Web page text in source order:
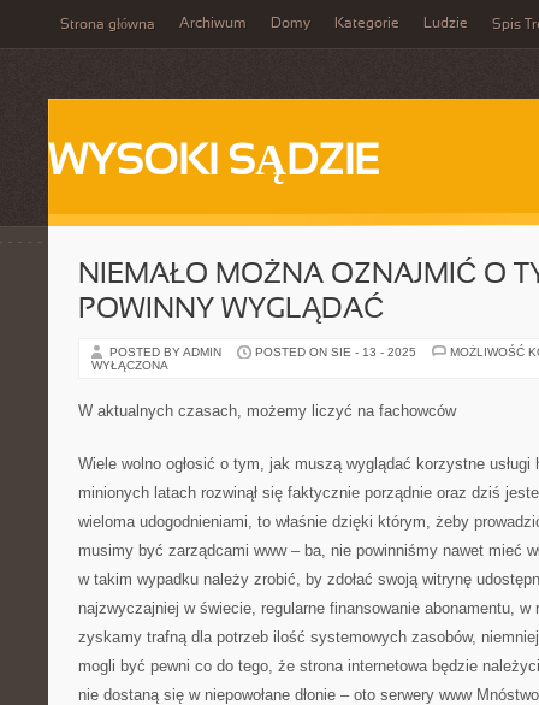
Strona główna Archiwum Domy Kategorie Ludzie Spis
WYSOKI SĄDZIE
NIEMAŁO MOŻNA OZNAJMIĆ O
POWINNY WYGLĄDAĆ
POSTED BY ADMIN POSTED ON SIE - 13 - 2025
MOŻLIWOŚĆ
WYŁĄCZONA
W aktualnych czasach, możemy liczyć na fachowców
Wiele wolno ogłosić o tym, jak muszą wyglądać korzystne
minionych latach rozwinął się faktycznie porządnie oraz dziś
wieloma udogodnieniami, to właśnie dzięki którym, żeby
musimy być zarządcami www – ba, nie powinniśmy nawet mieć
w takim wypadku należy zrobić, by zdołać swoją witrynę
najzwyczajniej w świecie, regularne finansowanie abonamentu,
zyskamy trafną dla potrzeb ilość systemowych zasobów,
mogli być pewni co do tego, że strona internetowa będzie
nie dostaną się w niepowołane dłonie – oto serwery www